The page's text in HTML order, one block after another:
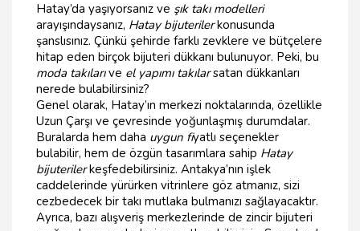
Hatay’da yaşıyorsanız ve şık takı modelleri
arayışındaysanız, Hatay bijuterilerkonusunda
şanslısınız. Çünkü şehirde farklı zevklere ve bütçelere
hitap eden birçok bijuteri dükkanı bulunuyor. Peki, bu
moda takılarıve el yapımı takılarsatan dükkanları
nerede bulabilirsiniz?
Genel olarak, Hatay’ın merkezi noktalarında, özellikle
Uzun Çarşı ve çevresinde yoğunlaşmış durumdalar.
Buralarda hem daha uygun fiyatlı seçenekler
bulabilir, hem de özgün tasarımlara sahip Hatay
bijuterilerkeşfedebilirsiniz. Antakya’nın işlek
caddelerinde yürürken vitrinlere göz atmanız, sizi
cezbedecek bir takı mutlaka bulmanızı sağlayacaktır.
Ayrıca, bazı alışveriş merkezlerinde de zincir bijuteri